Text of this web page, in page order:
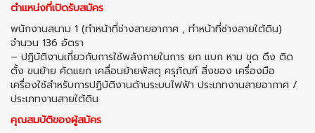
ตำแหน่งที่เปิดรับสมัคร
พนักงานสนาม 1 (ทำหน้าที่ช่างสายอากาศ , ทำหน้าที่ช่างสายใต้ดิน)
จำนวน 136 อัตรา
– ปฏิบัติงานเกี่ยวกับการใช้พลังกายในการ ยก แบก หาม ขุด ดึง ติด
ตั้ง ขนย้าย คัดแยก เคลื่อนย้ายพัสดุ ครุภัณฑ์ สิ่งของ เครื่องมือ
เครื่องใช้สำหรับการปฏิบัติงานด้านระบบไฟฟ้า ประเภทงานสายอากาศ /
ประเภทงานสายใต้ดิน
คุณสมบัติของผู้สมัคร